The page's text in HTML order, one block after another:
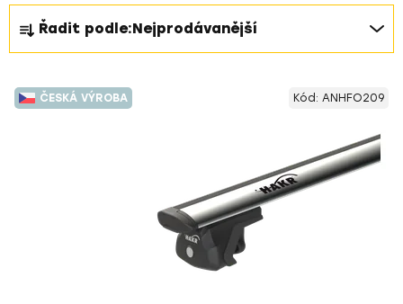
Ř
a
z
e
n
Řadit podle:Nejprodávanější
V
ý
ČESKÁ VÝROBA Kód: ANHFO209